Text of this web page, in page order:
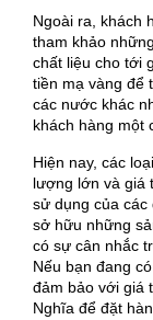
Ngoài ra, khách
tham khảo
chất liệu cho tới
tiền mạ vàng để
các nước khác
khách hàng một
Hiện nay, các loại
lượng lớn và giá
sử dụng của
sở hữu những
có sự cân nhắc
Nếu bạn đang
đảm bảo với giá
Nghĩa để đặt